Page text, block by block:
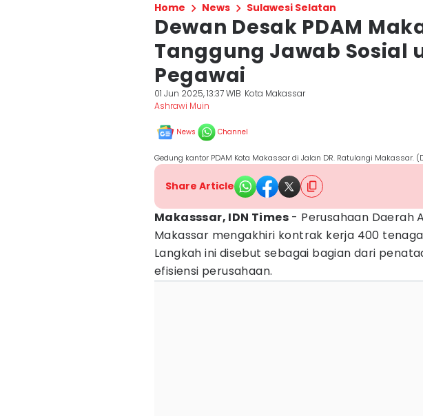
Home News Sulawesi Selatan
Dewan Desak PDAM
Tanggung Jawab Sosial
Pegawai
01 Jun 2025, 13:37 WIB Kota Makassar
Ashrawi Muin
News Channel
Gedung kantor PDAM Kota Makassar di Jalan DR. Ratulangi Makassar.
Share Article
Makasssar, IDN Times - Perusahaan Daerah
Makassar mengakhiri kontrak kerja 400
Langkah ini disebut sebagai bagian dari
efisiensi perusahaan.